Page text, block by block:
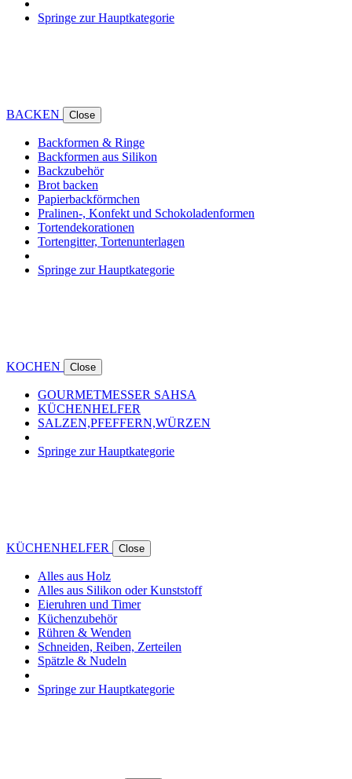
Springe zur Hauptkategorie
BACKEN Close
Backformen & Ringe
Backformen aus Silikon
Backzubehör
Brot backen
Papierbackförmchen
Pralinen-, Konfekt und Schokoladenformen
Tortendekorationen
Tortengitter, Tortenunterlagen
Springe zur Hauptkategorie
KOCHEN Close
GOURMETMESSER SAHSA
KÜCHENHELFER
SALZEN,PFEFFERN,WÜRZEN
Springe zur Hauptkategorie
KÜCHENHELFER Close
Alles aus Holz
Alles aus Silikon oder Kunststoff
Eieruhren und Timer
Küchenzubehör
Rühren & Wenden
Schneiden, Reiben, Zerteilen
Spätzle & Nudeln
Springe zur Hauptkategorie